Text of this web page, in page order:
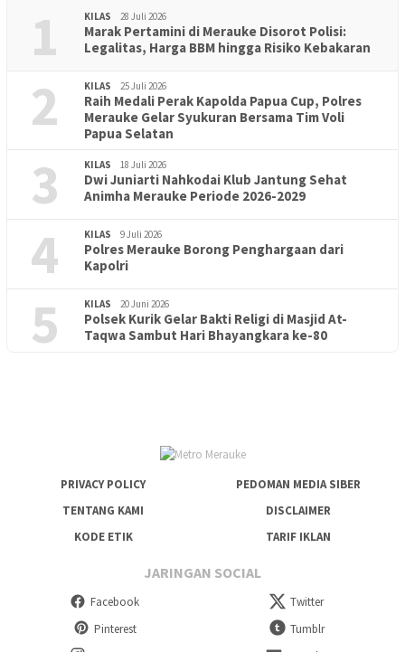
1 KILAS 28 Juli 2026
Marak Pertamini di Merauke Disorot Polisi:
Legalitas, Harga BBM hingga Risiko Kebakaran
2 KILAS 25 Juli 2026
Raih Medali Perak Kapolda Papua Cup, Polres
Merauke Gelar Syukuran Bersama Tim Voli
Papua Selatan
3 KILAS 18 Juli 2026
Dwi Juniarti Nahkodai Klub Jantung Sehat
Animha Merauke Periode 2026-2029
4 KILAS 9 Juli 2026
Polres Merauke Borong Penghargaan dari
Kapolri
5 KILAS 20 Juni 2026
Polsek Kurik Gelar Bakti Religi di Masjid At-
Taqwa Sambut Hari Bhayangkara ke-80
PENDIDIKAN 18 Juni 2026
Lepas Puluhan Peserta Didik, TK Yapis 2 Merauke Siapkan
PRIVACY POLICY
PEDOMAN MEDIA SIBER
TENTANG KAMI
DISCLAIMER
KODE ETIK
TARIF IKLAN
JARINGAN SOCIAL
Facebook
Twitter
Pinterest
Tumblr